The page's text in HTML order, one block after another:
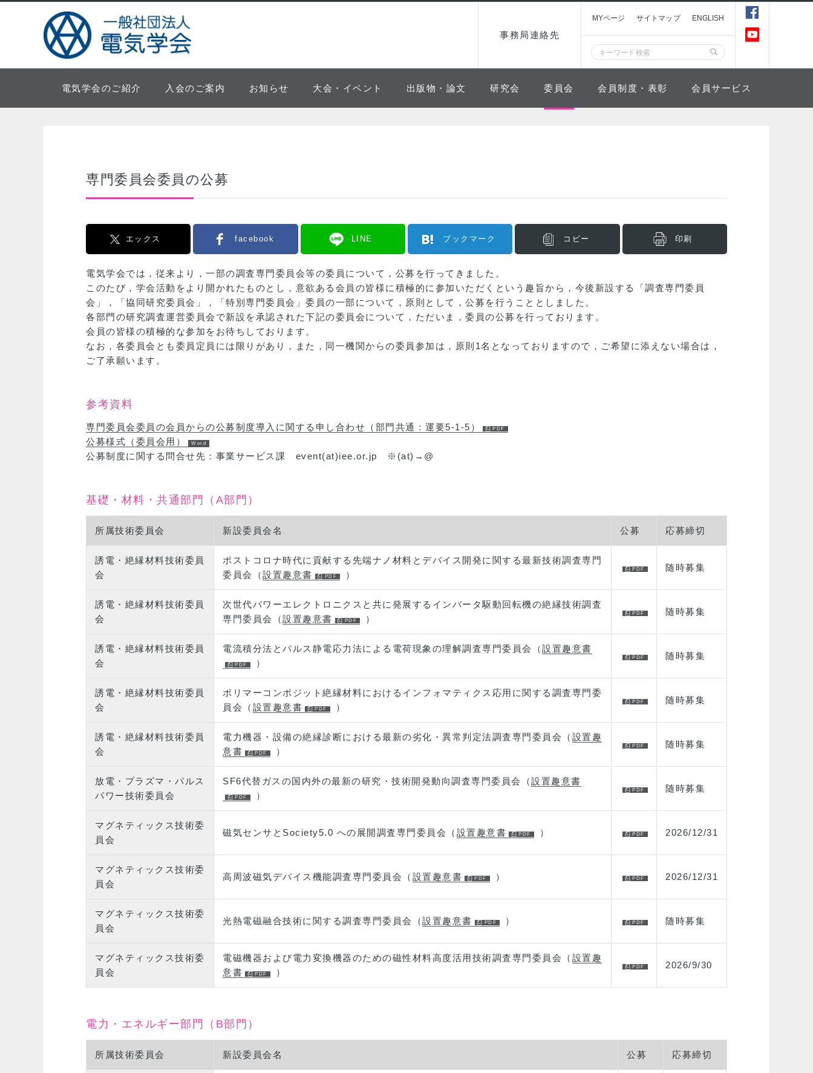
事務局連絡先
MYページ サイトマップ ENGLISH
電気学会のご紹介 入会のご案内 お知らせ 大会・イベント 出版物・論文 研究会 委員会 会員制度・表彰 会員サービス
専門委員会委員の公募
エックス facebook LINE ブックマーク コピー 印刷
電気学会では，従来より，一部の調査専門委員会等の委員について，公募を行ってきました。
このたび，学会活動をより開かれたものとし，意欲ある会員の皆様に積極的に参加いただくという趣旨から，今後新設する「調査専門委員
会」，「協同研究委員会」，「特別専門委員会」委員の一部について，原則として，公募を行うこととしました。
各部門の研究調査運営委員会で新設を承認された下記の委員会について，ただいま，委員の公募を行っております。
会員の皆様の積極的な参加をお待ちしております。
なお，各委員会とも委員定員には限りがあり，また，同一機関からの委員参加は，原則1名となっておりますので，ご希望に添えない場合は，
ご了承願います。
参考資料
専門委員会委員の会員からの公募制度導入に関する申し合わせ（部門共通：運要5-1-5）
公募様式（委員会用）
公募制度に関する問合せ先：事業サービス課 event(at)iee.or.jp ※(at)→@
基礎・材料・共通部門（A部門）
所属技術委員会 新設委員会名 公募 応募締切
誘電・絶縁材料技術委員
会
ポストコロナ時代に貢献する先端ナノ材料とデバイス開発に関する最新技術調査専門
委員会（設置趣意書 ）
随時募集
誘電・絶縁材料技術委員
会
次世代パワーエレクトロニクスと共に発展するインバータ駆動回転機の絶縁技術調査
専門委員会（設置趣意書 ）
随時募集
誘電・絶縁材料技術委員
会
電流積分法とパルス静電応力法による電荷現象の理解調査専門委員会（設置趣意書
）
随時募集
誘電・絶縁材料技術委員
会
ポリマーコンポジット絶縁材料におけるインフォマティクス応用に関する調査専門委
員会（ 設置趣意書 ）
随時募集
誘電・絶縁材料技術委員
会
電力機器・設備の絶縁診断における最新の劣化・異常判定法調査専門委員会（ 設置趣
意書
）
随時募集
放電・プラズマ・パルス
パワー技術委員会
SF6代替ガスの国内外の最新の研究・技術開発動向調査専門委員会（設置趣意書
）
随時募集
マグネティックス技術委
員会
磁気センサとSociety5.0 への展開調査専門委員会（ 設置趣意書 ） 2026/12/31
マグネティックス技術委
員会
高周波磁気デバイス機能調査専門委員会（ 設置趣意書 ） 2026/12/31
マグネティックス技術委
員会
光熱電磁融合技術に関する調査専門委員会（設置趣意書 ） 随時募集
マグネティックス技術委
員会
電磁機器および電力変換機器のための磁性材料高度活用技術調査専門委員会（ 設置趣
意書
）
2026/9/30
電力・エネルギー部門（B部門）
所属技術委員会 新設委員会名 公募 応募締切